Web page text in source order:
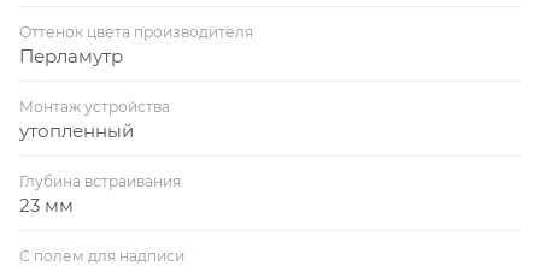
Оттенок цвета производителя
Перламутр
Монтаж устройства
утопленный
Глубина встраивания
23 мм
С полем для надписи